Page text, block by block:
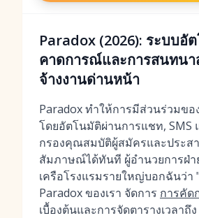
Paradox (2026): ระบบอั
คาดการณ์และการสนทนา
จ้างงานด่านหน้า
Paradox ทำให้การมีส่วนร่วมขอ
โดยอัตโนมัติผ่านการแชท, SMS
กรองคุณสมบัติผู้สมัครและประส
สัมภาษณ์ได้ทันที ผู้อำนวยการฝ่า
เครือโรงแรมรายใหญ่บอกฉันว่า
Paradox ของเรา จัดการ การคัด
เบื้องต้นและการจัดตารางเวลาถึ